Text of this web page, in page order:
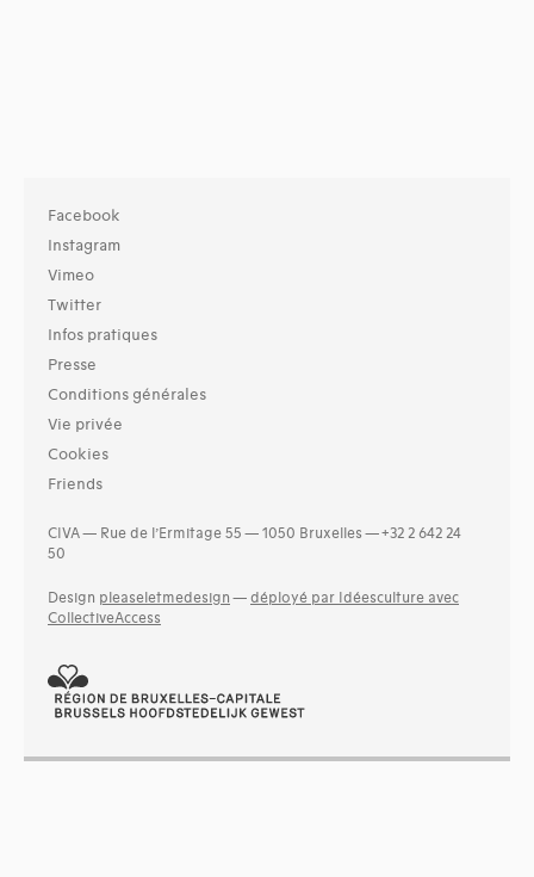
Facebook
Instagram
Vimeo
Twitter
Infos pratiques
Presse
Conditions générales
Vie privée
Cookies
Friends
CIVA — Rue de l’Ermitage 55 — 1050 Bruxelles — +32 2 642 24
50
Design pleaseletmedesign — déployé par Idéesculture avec
CollectiveAccess